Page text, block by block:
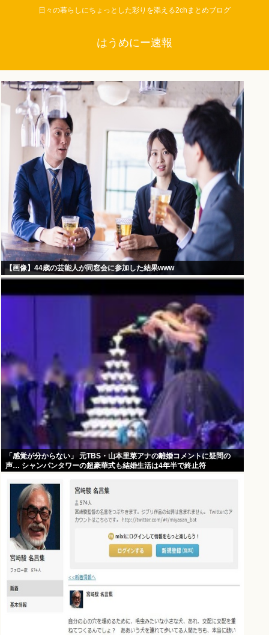
日々の暮らしにちょっとした彩りを添える2chまとめブログ
はうめにー速報
【画像】44歳の芸能人が同窓会に参加した結果www
「感覚が分からない」 元TBS・山本里菜アナの離婚コメントに疑問の
声… シャンパンタワーの超豪華式も結婚生活は4年半で終止符